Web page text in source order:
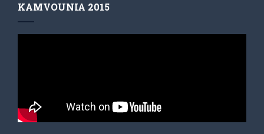
KAMVOUNIA 2015